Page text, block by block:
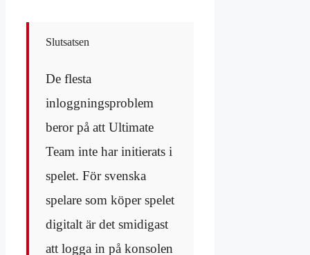
Slutsatsen
De flesta
inloggningsproblem
beror på att Ultimate
Team inte har initierats i
spelet. För svenska
spelare som köper spelet
digitalt är det smidigast
att logga in på konsolen